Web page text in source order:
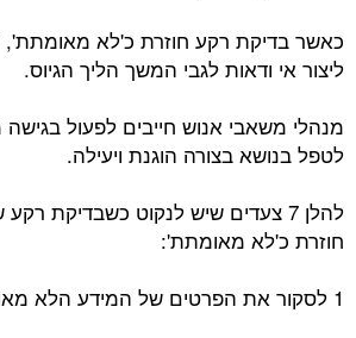
כאשר בדיקת רקע חוזרת כ'לא מאומתת',
ליצור אי ודאות לגבי המשך הליך הגיוס.
מנהלי משאבי אנוש חייבים לפעול בגישה
לטפל בנושא בצורה הוגנת ויעילה.
להלן 7 צעדים שיש לנקוט כשבדיקת
חוזרת כ'לא מאומתת':
1 לסקור את הפרטים של המידע הלא מאומת: